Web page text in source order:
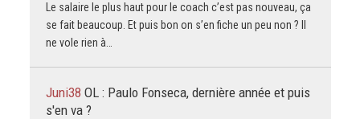
Le salaire le plus haut pour le coach c’est pas nouveau, ça
se fait beaucoup. Et puis bon on s’en fiche un peu non ? Il
ne vole rien à…
Juni38 OL : Paulo Fonseca, dernière année et puis
s'en va ?